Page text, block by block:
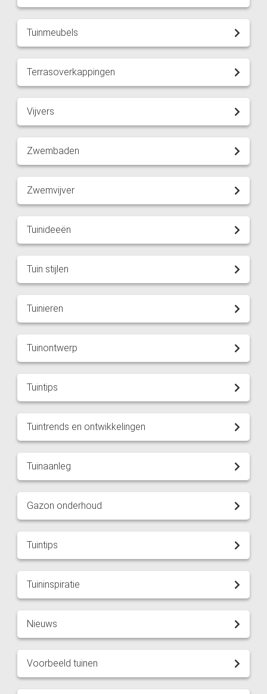
Tuinmeubels
Terrasoverkappingen
Vijvers
Zwembaden
Zwemvijver
Tuinideeën
Tuin stijlen
Tuinieren
Tuinontwerp
Tuintips
Tuintrends en ontwikkelingen
Tuinaanleg
Gazon onderhoud
Tuintips
Tuininspiratie
Nieuws
Voorbeeld tuinen